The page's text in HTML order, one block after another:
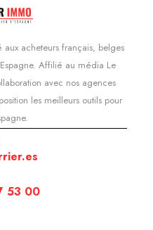
acheteurs français, belges
Affilié au média Le
avec nos agences
les meilleurs outils pour
53 00